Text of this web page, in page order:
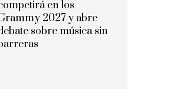
en los
2027 y abre
sobre música sin